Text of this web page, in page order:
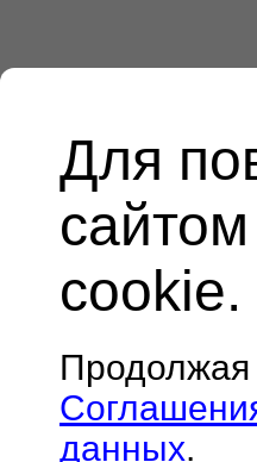
Для
cookie.
Продолжая
данных.